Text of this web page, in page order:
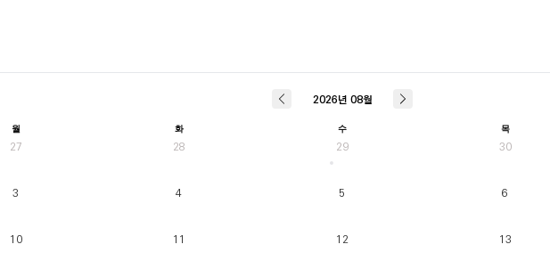
2026년 08월
월 화 수 목
27 28 29 30
3 4 5 6
10 11 12 13